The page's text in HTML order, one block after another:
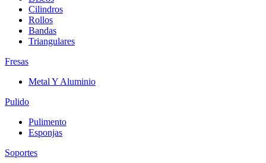
Cilindros
Rollos
Bandas
Triangulares
Fresas
Metal Y Aluminio
Pulido
Pulimento
Esponjas
Soportes